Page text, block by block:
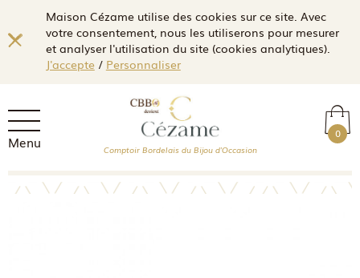
Maison Cézame utilise des cookies sur ce site. Avec
votre consentement, nous les utiliserons pour mesurer
et analyser l'utilisation du site (cookies analytiques).
J'accepte/ Personnaliser
Menu 0
Comptoir Bordelais du Bijou d'Occasion